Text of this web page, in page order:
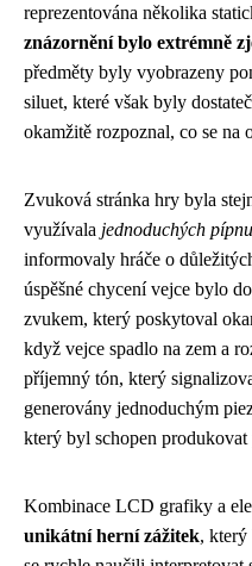
reprezentována několika
znázornění bylo extrémně
předměty byly vyobrazeny
siluet, které však byly
okamžitě rozpoznal, co se na
Zvuková stránka hry byla
využívala jednoduchých
informovaly hráče o
úspěšné chycení vejce bylo
zvukem, který poskytoval
když vejce spadlo na zem a
příjemný tón, který
generovány jednoduchým
který byl schopen
Kombinace LCD grafiky a
unikátní herní zážitek,